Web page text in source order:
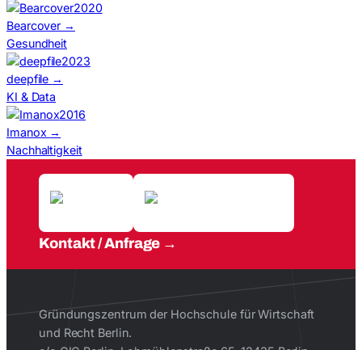
2020
Bearcover →
Gesundheit
2023
deepfile →
KI & Data
2016
Imanox →
Nachhaltigkeit
Kontakt / Anfrage
Gründungszentrum der Hochschule für Wirtschaft
und Recht Berlin.